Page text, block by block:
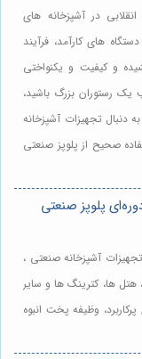
در آشپزخانه های
های کارآمد، فرآیند
و کیفیت و یکنواختی
رستوران بزرگ باشید،
دنبال تجهیزات آشپزخانه
صحیح از پلوپز صنعتی
پلوپز صنعتی
آشپزخانه صنعتی ،
هتل ها، کترینگ ها و سایر
وظیفه پخت انبوه